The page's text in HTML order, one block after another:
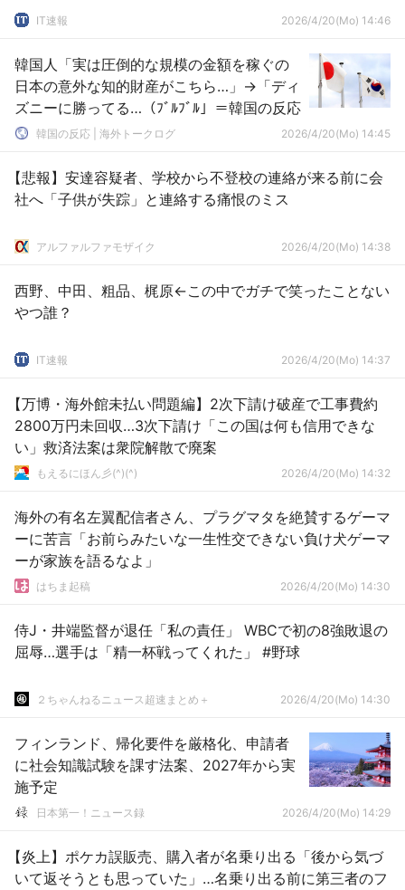
IT速報 2026/4/20(Mo) 14:46
韓国人「実は圧倒的な規模の金額を稼ぐの
日本の意外な知的財産がこちら…」→「ディ
ズニーに勝ってる…（ﾌﾞﾙﾌﾞﾙ」＝韓国の反応
韓国の反応 | 海外トークログ 2026/4/20(Mo) 14:45
【悲報】安達容疑者、学校から不登校の連絡が来る前に会
社へ「子供が失踪」と連絡する痛恨のミス
アルファルファモザイク 2026/4/20(Mo) 14:38
西野、中田、粗品、梶原←この中でガチで笑ったことない
やつ誰？
IT速報 2026/4/20(Mo) 14:37
【万博・海外館未払い問題編】2次下請け破産で工事費約
2800万円未回収…3次下請け「この国は何も信用できな
い」救済法案は衆院解散で廃案
もえるにほん彡(^)(^) 2026/4/20(Mo) 14:32
海外の有名左翼配信者さん、プラグマタを絶賛するゲーマ
ーに苦言「お前らみたいな一生性交できない負け犬ゲーマ
ーが家族を語るなよ」
はちま起稿 2026/4/20(Mo) 14:30
侍J・井端監督が退任「私の責任」 WBCで初の8強敗退の
屈辱…選手は「精一杯戦ってくれた」 #野球
２ちゃんねるニュース超速まとめ＋ 2026/4/20(Mo) 14:30
フィンランド、帰化要件を厳格化、申請者
に社会知識試験を課す法案、2027年から実
施予定
日本第一！ニュース録 2026/4/20(Mo) 14:29
【炎上】ポケカ誤販売、購入者が名乗り出る「後から気づ
いて返そうとも思っていた」…名乗り出る前に第三者のフ